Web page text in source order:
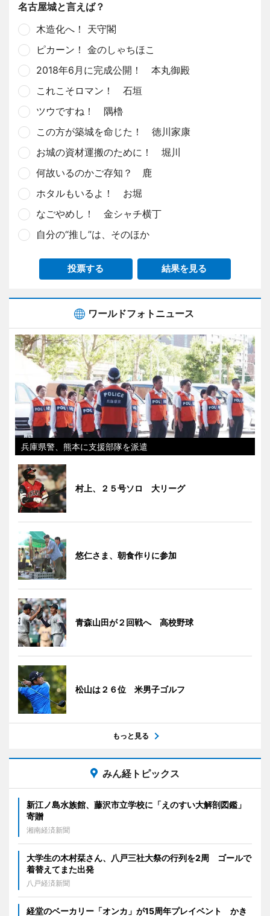
名古屋城と言えば？
木造化へ！ 天守閣
ピカーン！ 金のしゃちほこ
2018年6月に完成公開！ 本丸御殿
これこそロマン！ 石垣
ツウですね！ 隅櫓
この方が築城を命じた！ 徳川家康
お城の資材運搬のために！ 堀川
何故いるのかご存知？ 鹿
ホタルもいるよ！ お堀
なごやめし！ 金シャチ横丁
自分の“推し”は、そのほか
投票する 結果を見る
ワールドフォトニュース
兵庫県警、熊本に支援部隊を派遣
村上、２５号ソロ 大リーグ
悠仁さま、朝食作りに参加
青森山田が２回戦へ 高校野球
松山は２６位 米男子ゴルフ
もっと見る
みん経トピックス
新江ノ島水族館、藤沢市立学校に「えのすい大解剖図鑑」
寄贈
湘南経済新聞
大学生の木村栞さん、八戸三社大祭の行列を2周 ゴールで
着替えてまた出発
八戸経済新聞
経堂のベーカリー「オンカ」が15周年プレイベント かき